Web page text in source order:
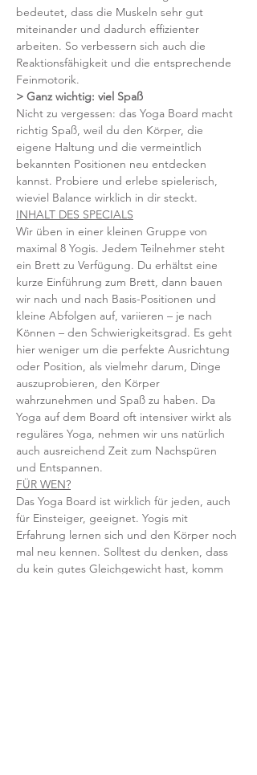
bedeutet, dass die Muskeln sehr gut
miteinander und dadurch effizienter
arbeiten. So verbessern sich auch die
Reaktionsfähigkeit und die entsprechende
Feinmotorik.
> Ganz wichtig: viel Spaß
Nicht zu vergessen: das Yoga Board macht
richtig Spaß, weil du den Körper, die
eigene Haltung und die vermeintlich
bekannten Positionen neu entdecken
kannst. Probiere und erlebe spielerisch,
wieviel Balance wirklich in dir steckt.
INHALT DES SPECIALS
Wir üben in einer kleinen Gruppe von
maximal 8 Yogis. Jedem Teilnehmer steht
ein Brett zu Verfügung. Du erhältst eine
kurze Einführung zum Brett, dann bauen
wir nach und nach Basis-Positionen und
kleine Abfolgen auf, variieren – je nach
Können – den Schwierigkeitsgrad. Es geht
hier weniger um die perfekte Ausrichtung
oder Position, als vielmehr darum, Dinge
auszuprobieren, den Körper
wahrzunehmen und Spaß zu haben. Da
Yoga auf dem Board oft intensiver wirkt als
reguläres Yoga, nehmen wir uns natürlich
auch ausreichend Zeit zum Nachspüren
und Entspannen.
FÜR WEN?
Das Yoga Board ist wirklich für jeden, auch
für Einsteiger, geeignet. Yogis mit
Erfahrung lernen sich und den Körper noch
mal neu kennen. Solltest du denken, dass
du kein gutes Gleichgewicht hast, komm